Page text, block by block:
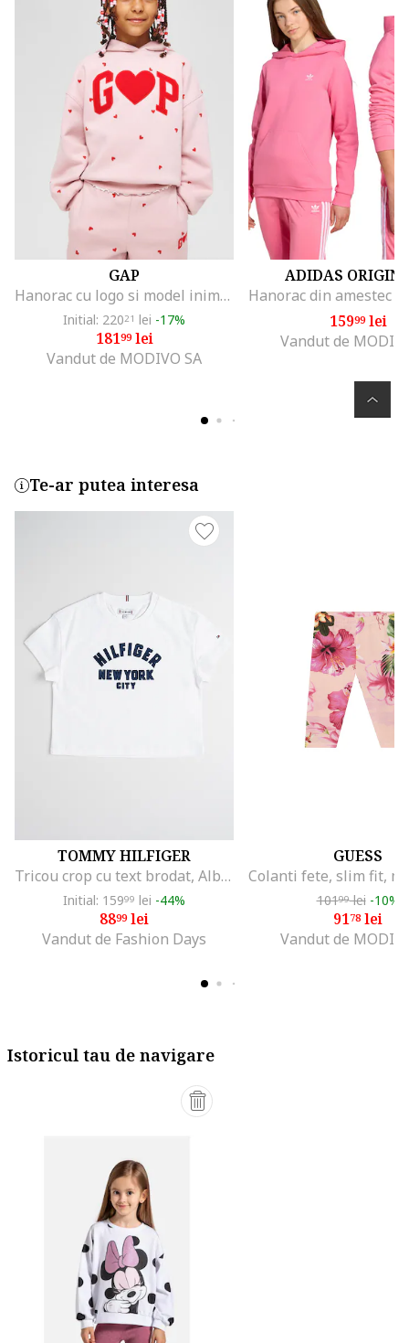
GAP
Hanorac cu logo si model inima, Rosu/Roz pal
Initial: 22021 lei -17%
18199lei
Vandut de MODIVO SA
ADIDAS
15999lei
Vandut de
Te-ar putea interesa
TOMMY HILFIGER
Tricou crop cu text brodat, Albastru ultramarin/Alb optic
Initial: 15999 lei -44%
8899lei
Vandut de Fashion Days
GUESS
10199lei -10%
9178 lei
Vandut de
Istoricul tau de navigare